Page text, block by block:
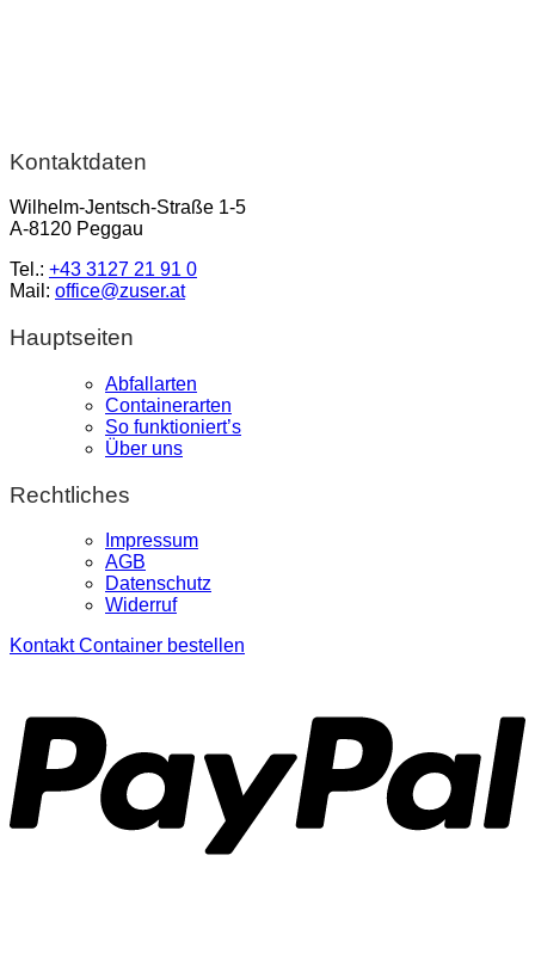
Kontaktdaten
Wilhelm-Jentsch-Straße 1-5
A-8120 Peggau
Tel.: +43 3127 21 91 0
Mail: office@zuser.at
Hauptseiten
Abfallarten
Containerarten
So funktioniert’s
Über uns
Rechtliches
Impressum
AGB
Datenschutz
Widerruf
Kontakt Container bestellen